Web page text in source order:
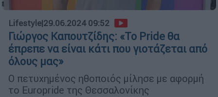
Lifestyle|29.06.2024 09:52
Γιώργος Καπουτζίδης: «Το Pride θα
έπρεπε να είναι κάτι που γιοτάζεται από
όλους μας»
Ο πετυχημένος ηθοποιός μίλησε με αφορμή
το Europride της Θεσσαλονίκης